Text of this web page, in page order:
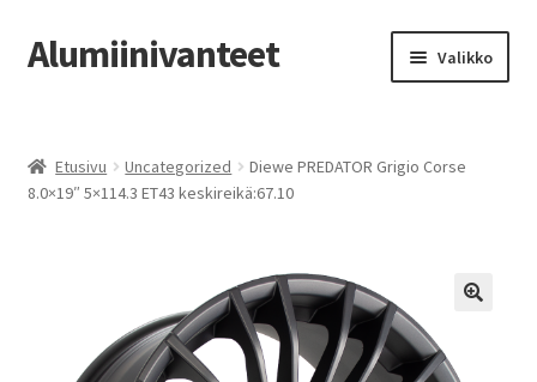
Siirry
navigointiin
Siirry
sisältöön
Alumiinivanteet Valikko
Kauppa
Vanteiden osto-opas
Etusivu Uncategorized
Diewe PREDATOR Grigio Corse
8.0×19″ 5×114.3 ET43 keskireikä:67.10